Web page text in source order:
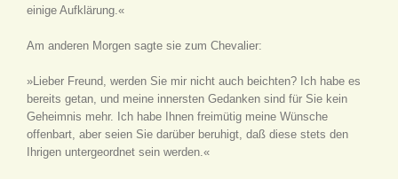
einige Aufklärung.«
Am anderen Morgen sagte sie zum Chevalier:
»Lieber Freund, werden Sie mir nicht auch beichten? Ich habe es
bereits getan, und meine innersten Gedanken sind für Sie kein
Geheimnis mehr. Ich habe Ihnen freimütig meine Wünsche
offenbart, aber seien Sie darüber beruhigt, daß diese stets den
Ihrigen untergeordnet sein werden.«